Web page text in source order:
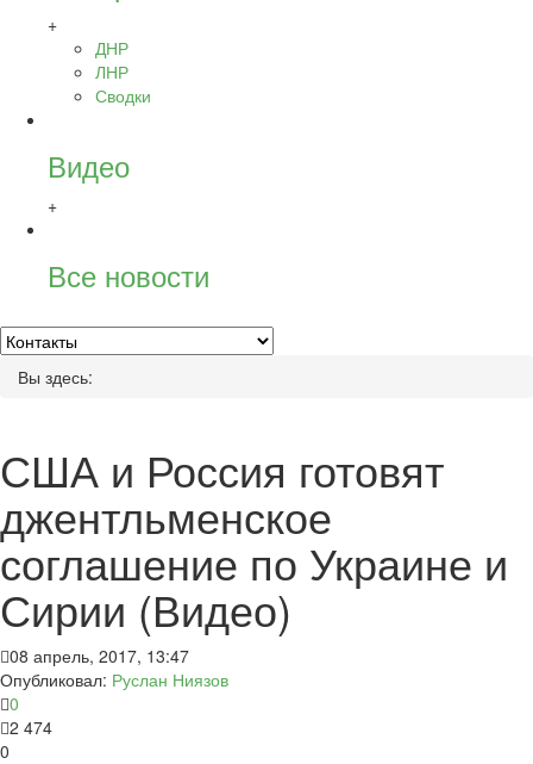
+
ДНР
ЛНР
Сводки
Видео
+
Все новости
Вы здесь:
США и Россия готовят
джентльменское
соглашение по Украине и
Сирии (Видео)
08 апрель, 2017, 13:47
Опубликовал: Руслан Ниязов
0
2 474
0